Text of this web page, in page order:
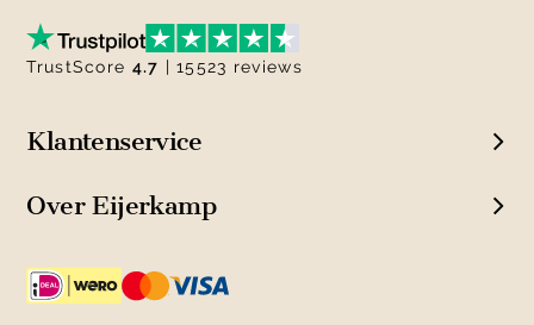
Klantenservice
Over Eijerkamp
TrustScore 4.7 | 15523 reviews